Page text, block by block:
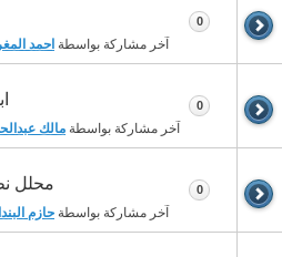
آخر مشاركة بواسطة احمد
0
آخر مشاركة بواسطة مالك
0
محلل
آخر مشاركة بواسطة حازم
0